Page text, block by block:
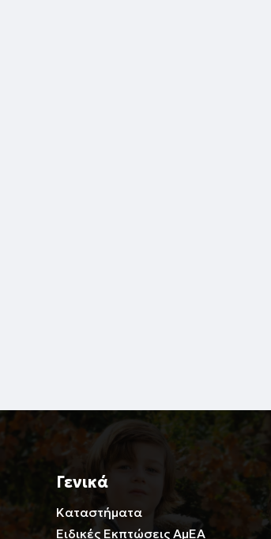
Γενικά
Καταστήματα
Ειδικές Εκπτώσεις ΑμΕΑ